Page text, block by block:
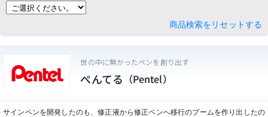
商品検索をリセットする
世の中に無かったペンを創り出す
ぺんてる （Pentel）
サインペンを開発したのも、修正液から修正ペンへ移行のブームを作り出したの